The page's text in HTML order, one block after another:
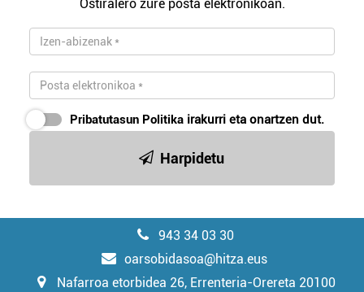
Ostiralero zure posta elektronikoan.
Pribatutasun Politika irakurri eta onartzen dut.
Harpidetu
943 34 03 30
oarsobidasoa@hitza.eus
Nafarroa etorbidea 26, Errenteria-Orereta 20100